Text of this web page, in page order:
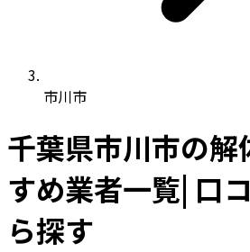
市川市
千葉県市川市の解
すめ業者一覧| 口
ら探す